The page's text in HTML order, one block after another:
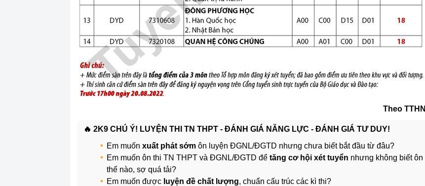
Theo TTHN
🔥 2K9 CHÚ Ý! LUYỆN THI TN THPT - ĐÁNH GIÁ NĂNG LỰC - ĐÁNH GIÁ TƯ DUY!
Em muốn xuất phát sớm ôn luyện ĐGNL/ĐGTD nhưng chưa biết bắt đầu từ đâu?
Em muốn ôn thi TN THPT và ĐGNL/ĐGTD để tăng cơ hội xét tuyển nhưng không biết ôn
thế nào, sợ quá tải?
Em muốn được luyện đề chất lượng, chuẩn cấu trúc các kì thi?